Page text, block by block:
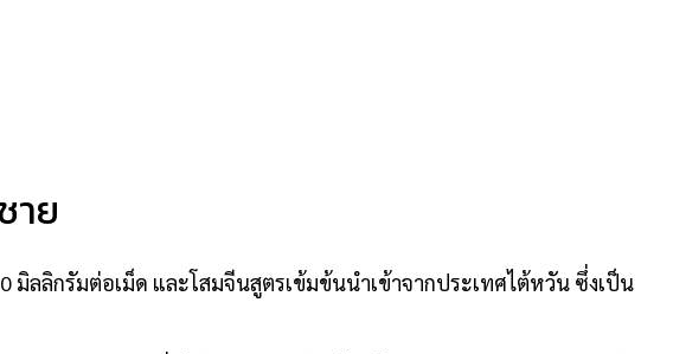
าย
มิลลิกรัมต่อเม็ด และโสมจีนสูตรเข้มข้นนำเข้าจากประเทศไต้หวัน ซึ่งเป็น